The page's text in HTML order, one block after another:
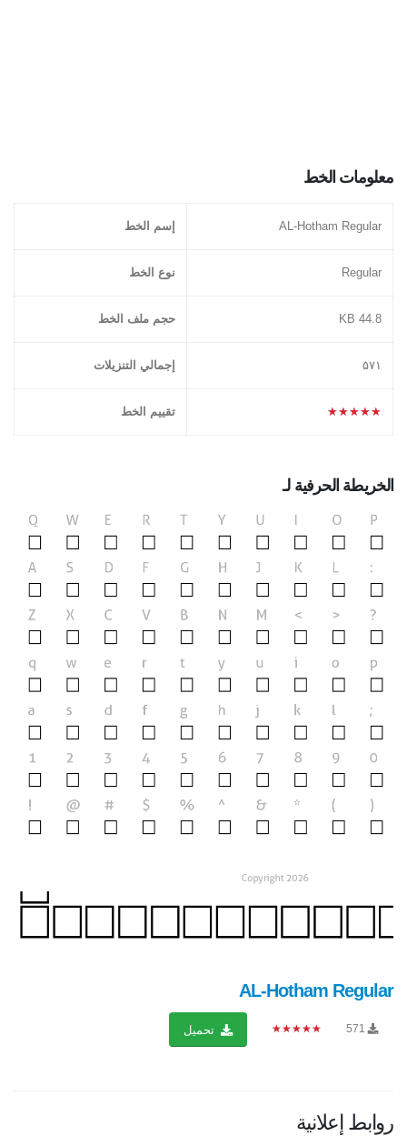
معلومات الخط
AL-Hotham Regular إسم الخط
Regular نوع الخط
44.8 KB حجم ملف الخط
۵۷١ إجمالي التنزيلات
★★★★★ تقييم الخط
الخريطة الحرفية لـ
AL-Hotham Regular
571
★★★★★ تحميل
روابط إعلانية